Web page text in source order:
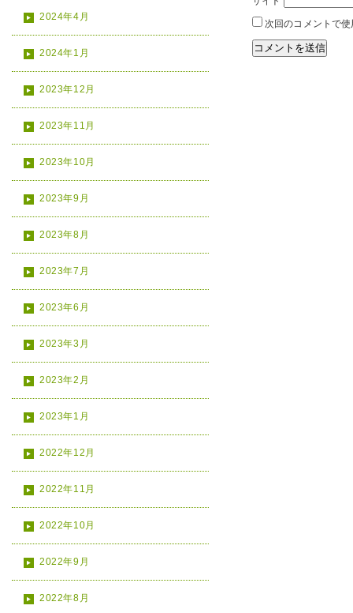
2024年4月
2024年1月
2023年12月
2023年11月
2023年10月
2023年9月
2023年8月
2023年7月
2023年6月
2023年3月
2023年2月
2023年1月
2022年12月
2022年11月
2022年10月
2022年9月
2022年8月
次回のコメントで